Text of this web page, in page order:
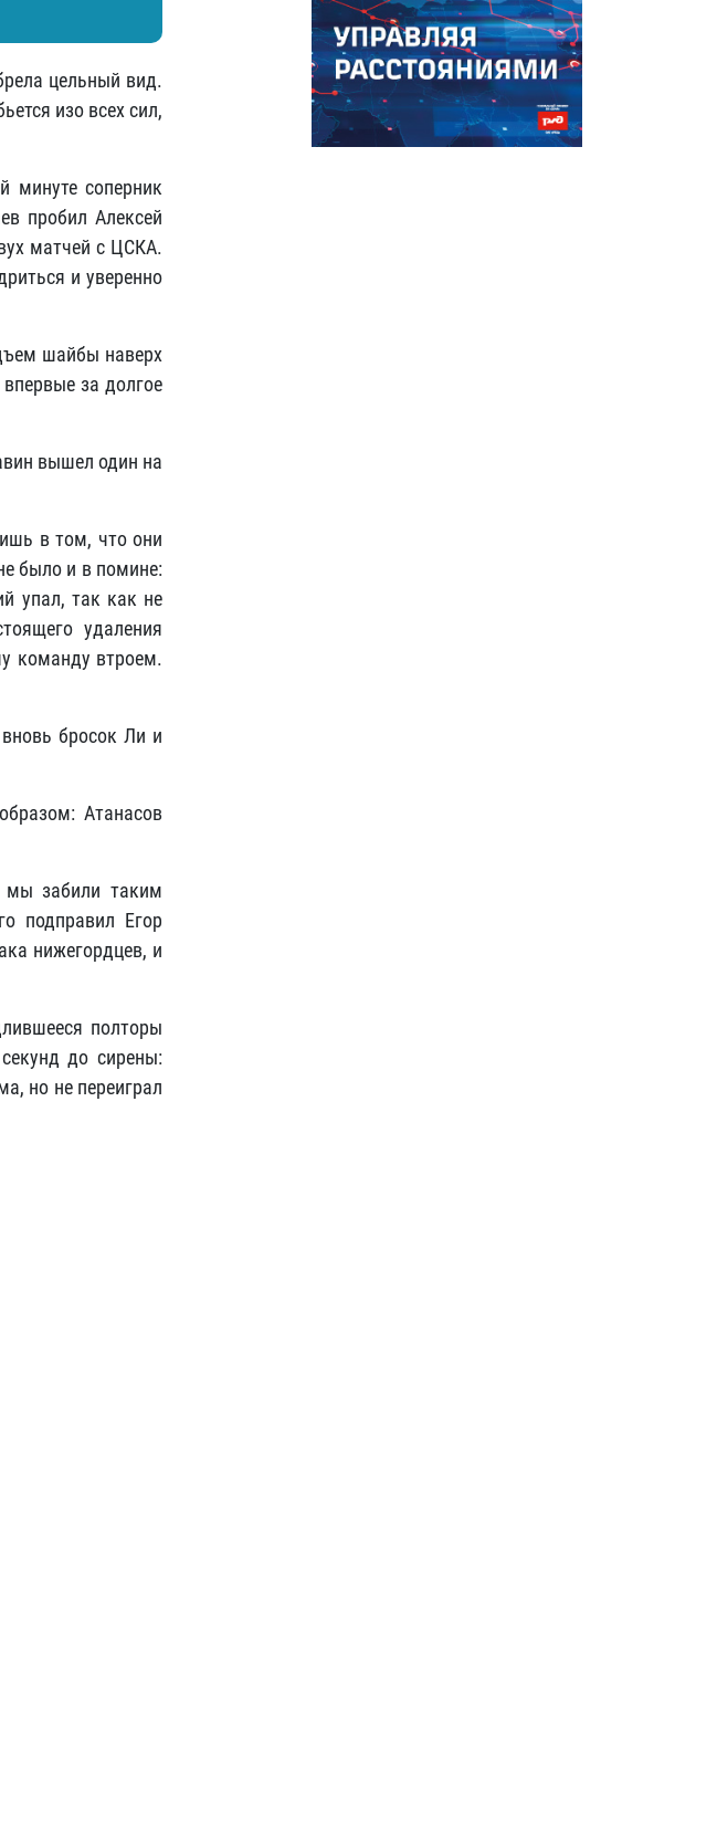
цельный вид.
изо всех сил,
минуте соперник
пробил Алексей
матчей с ЦСКА.
и уверенно
шайбы наверх
за долгое
вышел один на
в том, что они
было и в помине:
упал, так как не
удаления
команду втроем.
бросок Ли и
Атанасов
мы забили таким
подправил Егор
нижегордцев, и
полторы
до сирены:
но не переиграл